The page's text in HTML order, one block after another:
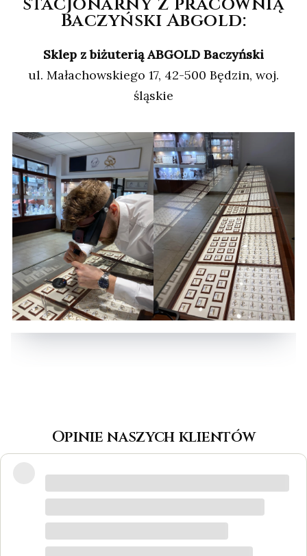
Baczyński Abgold:
Sklep z biżuterią ABGOLD Baczyński
ul. Małachowskiego 17, 42-500 Będzin, woj.
śląskie
Opinie naszych klientów
odpowiedzi na wszystkie pytania, biżuteria
jest piękna! Ceny bardzo korzystne, na